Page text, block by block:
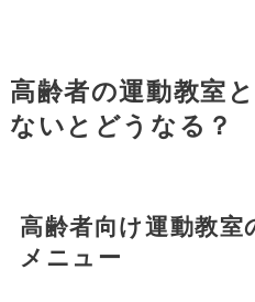
高齢者の運動教室
ないとどうなる？
高齢者向け運動教
メニュー